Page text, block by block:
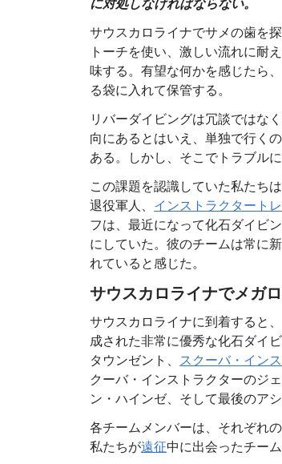
に対処しなければならない。
サウスカロライナでサメの歯を
トーチを使い、激しい流れに耐
味する。有望な何かを感じたら
る袋に入れて保管する。
リバーダイビングは冗談ではな
向にあるとはいえ、単独で行く
ある。しかし、そこでトラブル
この課題を認識していた私た
退役軍人、 インストラクタート
フは、最近になって化石ダイビ
にしていた。彼のチームは常に
れていると感じた。
サウスカロライナでメガ
サウスカロライナに到着すると
成された非常に優秀な化石ダイ
タウンゼント、 スクーバ・イン
クーバ・インストラクターのジ
ン・ハインゼ、そして最後のア
各チームメンバーは、それぞれ
私たちが遠征中に出会ったチー